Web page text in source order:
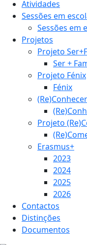
Atividades
Sessões em
Sessões em
Projetos
Projeto
Ser +
Projeto Fénix
Fénix
Projeto
Erasmus+
2023
2024
2025
2026
Contactos
Distinções
Documentos